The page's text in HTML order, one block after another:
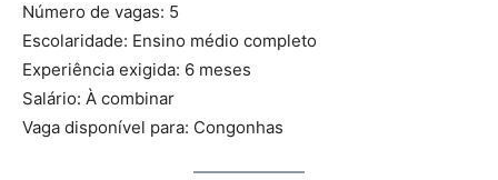
Número de vagas: 5
Escolaridade: Ensino médio completo
Experiência exigida: 6 meses
Salário: À combinar
Vaga disponível para: Congonhas